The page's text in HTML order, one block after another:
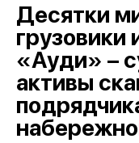
Десятки
грузовики
«Ауди» –
активы